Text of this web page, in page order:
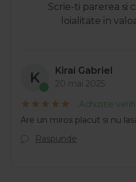
Scrie-ti parerea si
loialitate in
K Kirai Gabriel
20 mai 2025
Achizitie
Are un miros placut si nu
Raspunde